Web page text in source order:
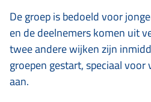
De groep is bedoeld voor
en de deelnemers komen uit
twee andere wijken zijn
groepen gestart, speciaal voor
aan.